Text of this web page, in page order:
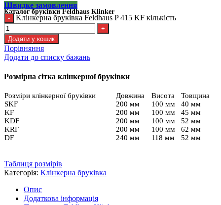
Каталог бруківки Feldhaus Klinker
Швидке замовлення
Kлінкерна бруківка Feldhaus P 415 KF кількість
Додати у кошик
Порівняння
Додати до списку бажань
Розмірна сітка клінкерної бруківки
Розміри клінкерної бруківки Довжина Висота
Товщина
SKF
200 мм 100 мм
40 мм
KF
200 мм 100 мм
45 мм
KDF
200 мм 100 мм
52 мм
KRF
200 мм 100 мм
62 мм
DF
240 мм 118 мм 52 мм
Таблиця розмірів
Категорія: Клінкерна бруківка
Опис
Додаткова інформація